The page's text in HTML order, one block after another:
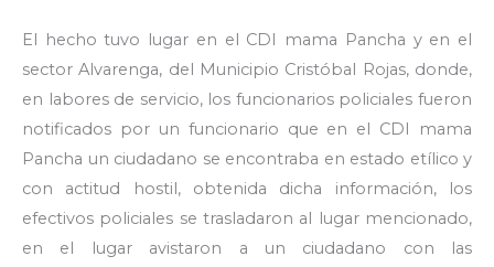
El hecho tuvo lugar en el CDI mama Pancha y en el
sector Alvarenga, del Municipio Cristóbal Rojas, donde,
en labores de servicio, los funcionarios policiales fueron
notificados por un funcionario que en el CDI mama
Pancha un ciudadano se encontraba en estado etílico y
con actitud hostil, obtenida dicha información, los
efectivos policiales se trasladaron al lugar mencionado,
en el lugar avistaron a un ciudadano con las